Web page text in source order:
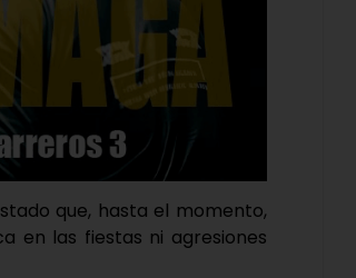
que, hasta el momento,
en las fiestas ni agresiones